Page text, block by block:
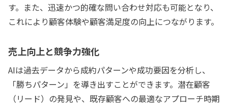
す。また、迅速かつ的確な問い合わせ対応も可能となり、
これにより顧客体験や顧客満足度の向上につながります。
売上向上と競争力強化
AIは過去データから成約パターンや成功要因を分析し、
「勝ちパターン」を導き出すことができます。潜在顧客
（リード）の発見や、既存顧客への最適なアプローチ時期